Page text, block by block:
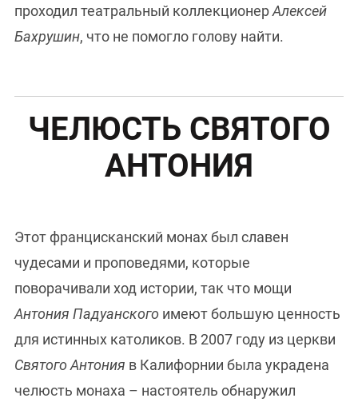
проходил театральный коллекционерАлексей
Бахрушин, что не помогло голову найти.
ЧЕЛЮСТЬ СВЯТОГО
АНТОНИЯ
Этот францисканский монах был славен
чудесами и проповедями, которые
поворачивали ход истории, так что мощи
Антония Падуанского имеют большую ценность
для истинных католиков. В 2007 году из церкви
Святого Антония в Калифорнии была украдена
челюсть монаха – настоятель обнаружил